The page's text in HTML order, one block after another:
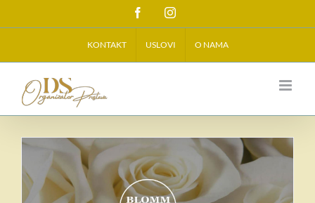
to
FacebookInstagram
KONTAKT USLOVI O NAMA
Cvetni aranžmani Bloom